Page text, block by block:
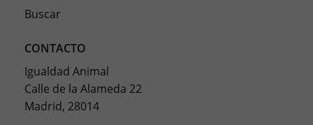
Buscar
CONTACTO
Igualdad Animal
Calle de la Alameda 22
Madrid, 28014